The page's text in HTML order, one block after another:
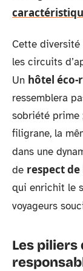
Cette diversité
les circuits
Un hôtel éco-
ressemblera
sobriété prime
filigrane, la
dans une
de respect
qui enrichit le
voyageurs
Les piliers